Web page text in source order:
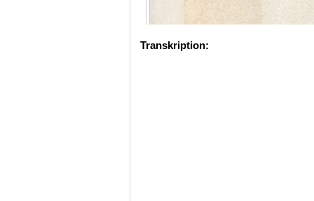
Transkription: